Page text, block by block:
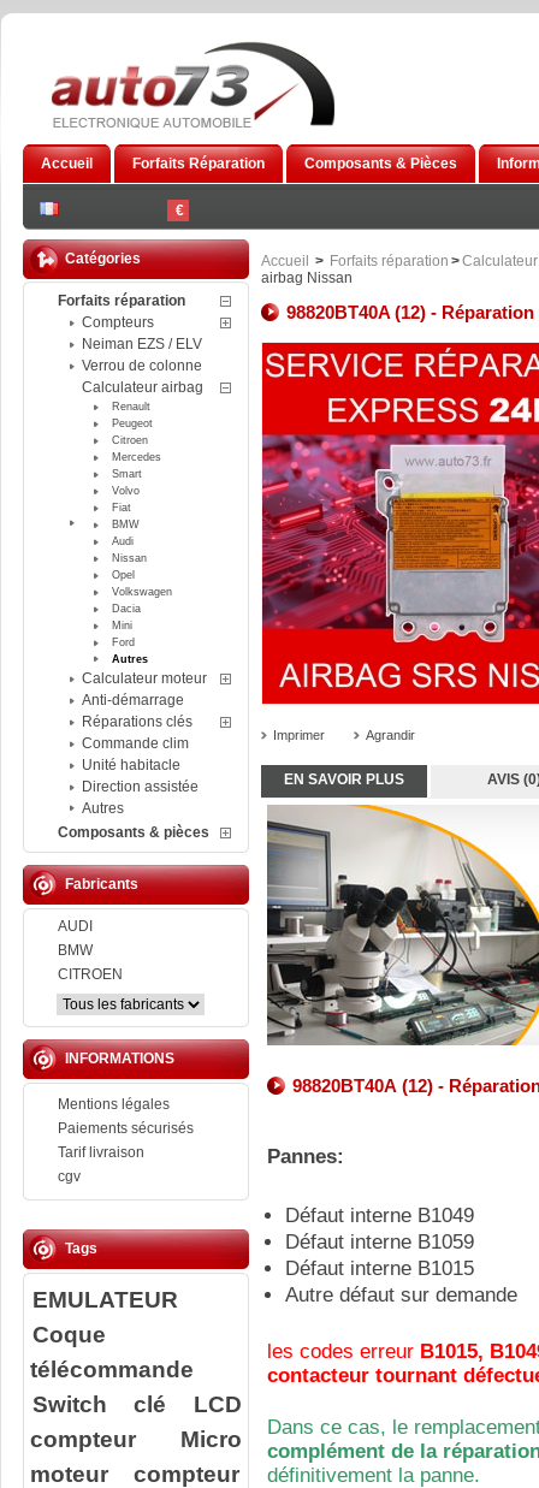
€
Accueil Forfaits Réparation Composants & Pièces
Catégories
Forfaits réparation
Compteurs
Neiman EZS / ELV
Verrou de colonne
Calculateur airbag
Renault
Peugeot
Citroen
Mercedes
Smart
Volvo
Fiat
BMW
Audi
Nissan
Opel
Volkswagen
Dacia
Mini
Ford
Autres
Calculateur moteur
Anti-démarrage
Réparations clés
Commande clim
Unité habitacle
Direction assistée
Autres
Composants & pièces
Fabricants
AUDI
BMW
CITROEN
INFORMATIONS
Mentions légales
Paiements sécurisés
Tarif livraison
cgv
Tags
EMULATEUR
Coque
télécommande
Switch clé
LCD
compteur
Micro
moteur compteur
Accueil > Forfaits réparation >
airbag Nissan
98820BT40A (12) -
Imprimer Agrandir
EN SAVOIR PLUS AVIS
98820BT40A (12) -
Pannes:
Défaut interne B1049
Défaut interne B1059
Défaut interne B1015
Autre défaut sur demande
les codes erreur B1015,
contacteur tournant
Dans ce cas, le
complément de la
définitivement la panne.